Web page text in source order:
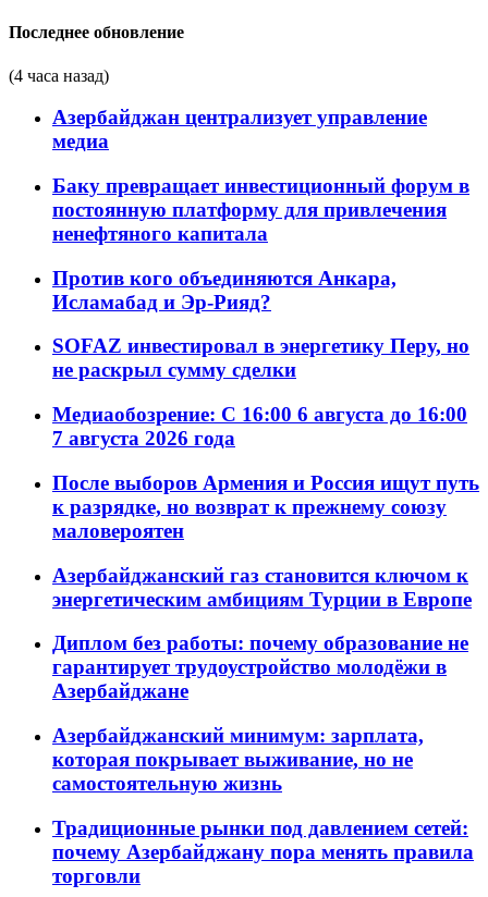
Последнее обновление
(4 часа назад)
Азербайджан централизует управление
медиа
Баку превращает инвестиционный форум в
постоянную платформу для привлечения
ненефтяного капитала
Против кого объединяются Анкара,
Исламабад и Эр-Рияд?
SOFAZ инвестировал в энергетику Перу, но
не раскрыл сумму сделки
Медиаобозрение: С 16:00 6 августа до 16:00
7 августа 2026 года
После выборов Армения и Россия ищут путь
к разрядке, но возврат к прежнему союзу
маловероятен
Азербайджанский газ становится ключом к
энергетическим амбициям Турции в Европе
Диплом без работы: почему образование не
гарантирует трудоустройство молодёжи в
Азербайджане
Азербайджанский минимум: зарплата,
которая покрывает выживание, но не
самостоятельную жизнь
Традиционные рынки под давлением сетей:
почему Азербайджану пора менять правила
торговли